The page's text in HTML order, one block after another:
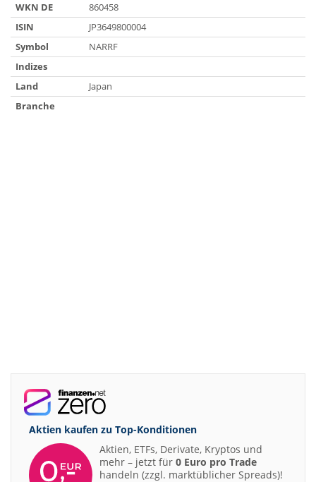
WKN DE
860458
ISIN
JP3649800004
Symbol
NARRF
Indizes
Land
Japan
Branche
Aktien kaufen zu Top-Konditionen
Aktien, ETFs, Derivate, Kryptos und
mehr – jetzt für 0 Euro pro Trade
handeln (zzgl. marktüblicher Spreads)!